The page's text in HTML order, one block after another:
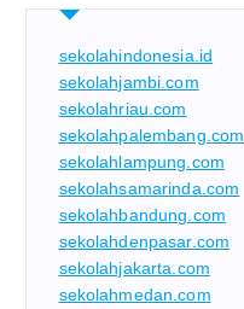
sekolahindonesia.id
sekolahjambi.com
sekolahriau.com
sekolahpalembang.com
sekolahlampung.com
sekolahsamarinda.com
sekolahbandung.com
sekolahdenpasar.com
sekolahjakarta.com
sekolahmedan.com